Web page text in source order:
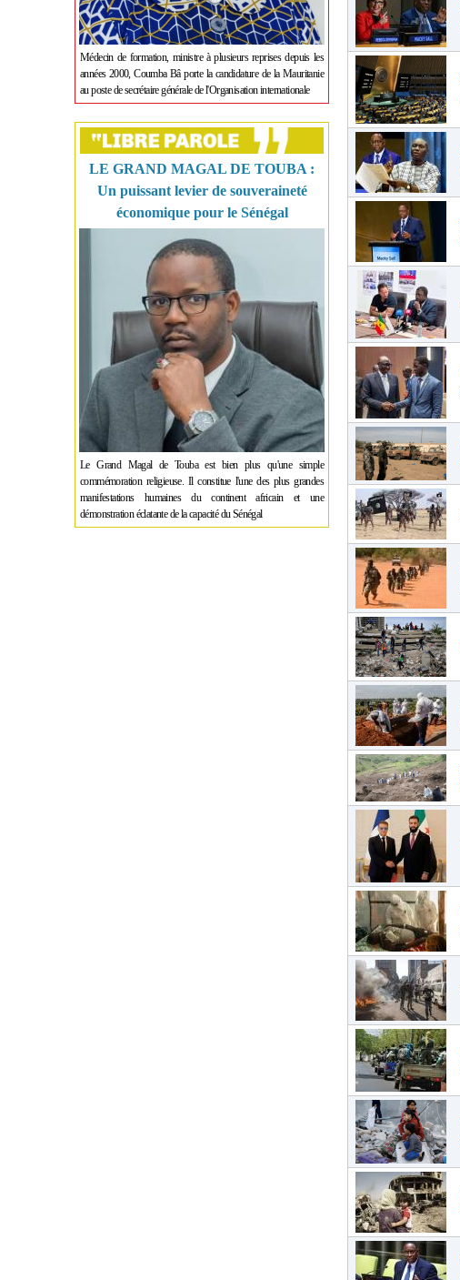
Médecin de formation, ministre à plusieurs reprises depuis les
années 2000, Coumba Bâ porte la candidature de la Mauritanie
au poste de secrétaire générale de l'Organisation internationale
LE GRAND MAGAL DE TOUBA :
Un puissant levier de souveraineté
économique pour le Sénégal
Le Grand Magal de Touba est bien plus qu'une simple
commémoration religieuse. Il constitue l'une des plus grandes
manifestations humaines du continent africain et une
démonstration éclatante de la capacité du Sénégal